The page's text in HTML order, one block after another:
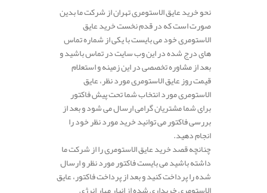
نحو خرید عایق الاستومری تهران از شرکت ما بدین
صورت است که در قدم نخست خرید عایق
الاستومری خود می بایست با یکی از شماره تماس
های درج شده در این وب سایت در تماس باشید و
بعد از مشاوره تخصصی در این زمینه و استعلام
قیمت روز عایق الاستومری مورد نظر، عایق
الاستومری مورد انتخاب شما تحت پیش فاکتور
برای شما مشتریان گرامی ارسال می شود و بعد از
بررسی فاکتور می توانید خرید مورد نظر خود را
انجام دهید.
چنانچه قصد خرید عایق الاستومری را از شرکت ما
داشته باشید می بایست فاکتور مورد نظر و ارسال
شده را پرداخت کنید و بعد از پرداخت فاکتور، عایق